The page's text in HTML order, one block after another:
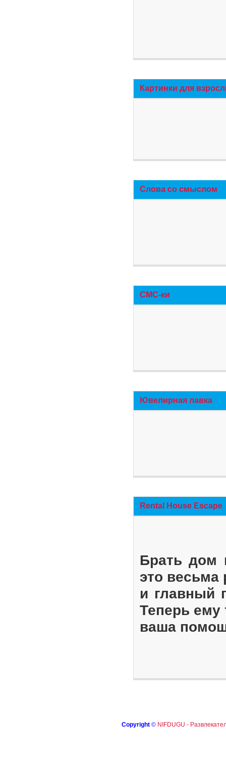
Картинки для
Слова со смыслом
СМС-ки
Ювелирная лавка
Rental House Escape
Брать дом
это весьма
и главный
Теперь ему
ваша
Copyright © NIFDUGU -